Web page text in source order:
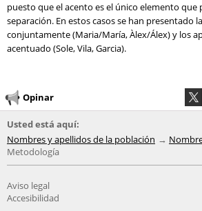
puesto que el acento es el único elemento que
separación. En estos casos se han presentado
conjuntamente (Maria/María, Àlex/Álex) y los
acentuado (Sole, Vila, Garcia).
Opinar
Usted está aquí:
Nombres y apellidos de la población
Metodología
Aviso legal
Accesibilidad